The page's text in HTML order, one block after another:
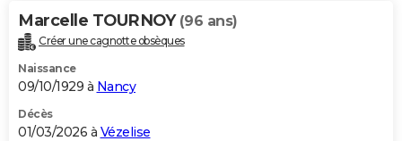
Marcelle TOURNOY (96 ans)
Créer une cagnotte obsèques
Naissance
09/10/1929 à Nancy
Décès
01/03/2026 à Vézelise